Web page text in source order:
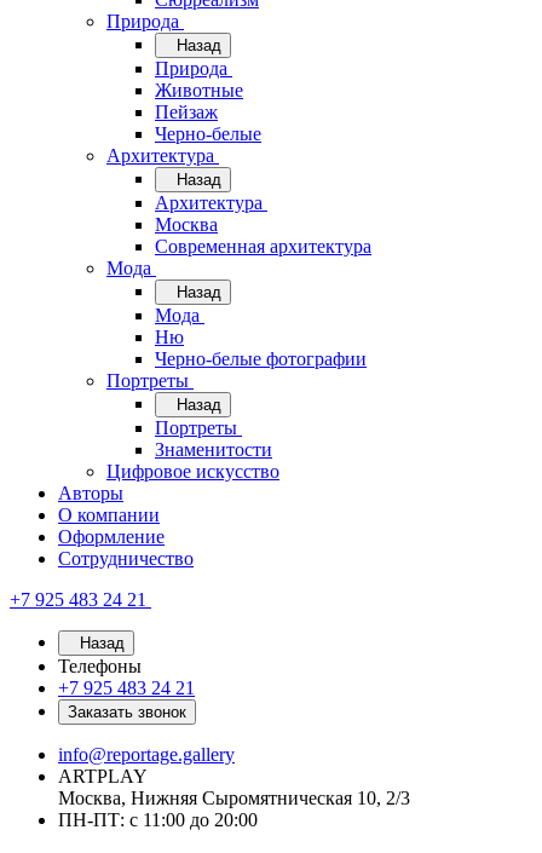
Природа
Назад
Природа
Животные
Пейзаж
Черно-белые
Архитектура
Назад
Архитектура
Москва
Современная архитектура
Мода
Назад
Мода
Ню
Черно-белые фотографии
Портреты
Назад
Портреты
Знаменитости
Цифровое искусство
Авторы
О компании
Оформление
Сотрудничество
+7 925 483 24 21
Назад
Телефоны
+7 925 483 24 21
Заказать звонок
info@reportage.gallery
ARTPLAY
Москва, Нижняя Сыромятническая 10, 2/3
ПН-ПТ: с 11:00 до 20:00